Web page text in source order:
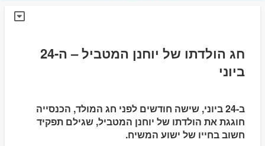
חג הולדתו של יוחנן המטביל – ה-24
ביוני
ב-24 ביוני, שישה חודשים לפני חג המולד, הכנסייה
חוגגת את הולדתו של יוחנן המטביל, שגילם תפקיד
חשוב בחייו של ישוע המשיח.